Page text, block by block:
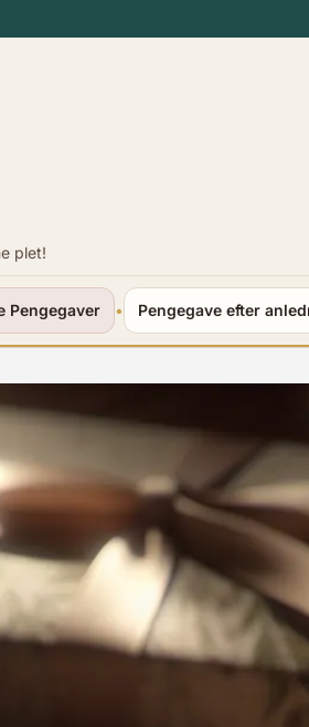
plet!
Pengegaver • Pengegave efter